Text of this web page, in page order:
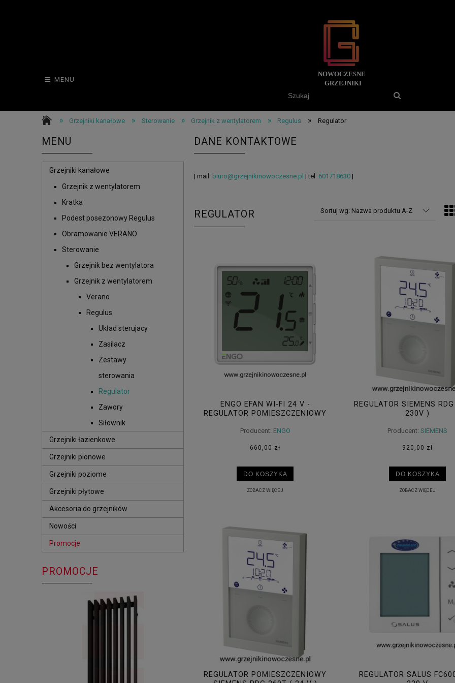
MENU
» Grzejniki kanałowe » Sterowanie » Grzejnik z wentylatorem » Regulus » Regulator
MENU
Grzejniki kanałowe
Grzejnik z wentylatorem
Kratka
Podest posezonowy Regulus
Obramowanie VERANO
Sterowanie
Grzejnik bez wentylatora
Grzejnik z wentylatorem
Verano
Regulus
Układ sterujacy
Zasilacz
Zestawy
sterowania
Regulator
Zawory
Siłownik
Grzejniki łazienkowe
Grzejniki pionowe
Grzejniki poziome
Grzejniki płytowe
Akcesoria do grzejników
Nowości
Promocje
PROMOCJE
DANE KONTAKTOWE
| mail: biuro@grzejnikinowoczesne.pl | tel: 601718630 |
REGULATOR Sortuj wg: Nazwa produktu A-Z
ENGO EFAN WI-FI 24 V -
REGULATOR POMIESZCZENIOWY
Producent: ENGO
660,00 zł
DO KOSZYKA
ZOBACZ WIĘCEJ
REGULATOR SIEMENS
230V )
Producent: SIEMENS
920,00 zł
DO KOSZYKA
ZOBACZ WIĘCEJ
REGULATOR POMIESZCZENIOWY
REGULATOR SALUS